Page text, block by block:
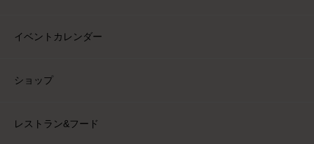
イベントカレンダー
ショップ
レストラン&フード